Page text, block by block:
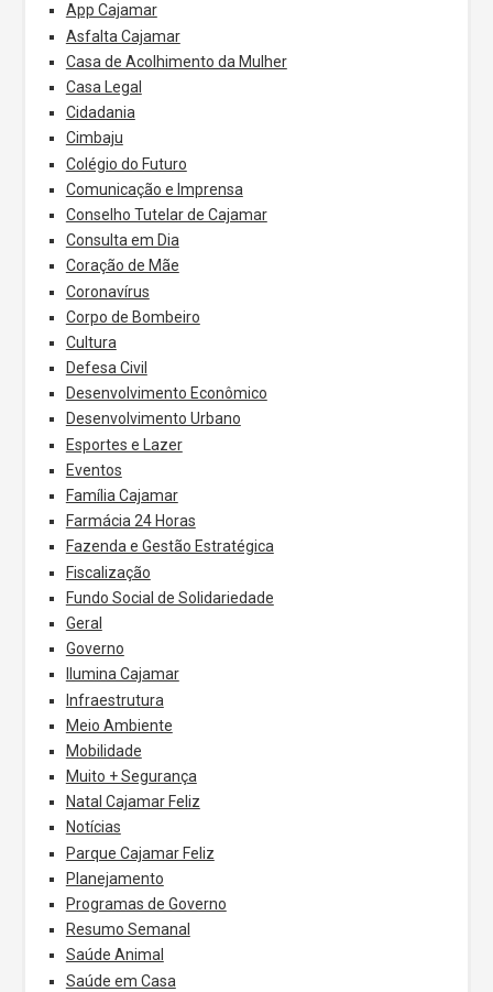
App Cajamar
Asfalta Cajamar
Casa de Acolhimento da Mulher
Casa Legal
Cidadania
Cimbaju
Colégio do Futuro
Comunicação e Imprensa
Conselho Tutelar de Cajamar
Consulta em Dia
Coração de Mãe
Coronavírus
Corpo de Bombeiro
Cultura
Defesa Civil
Desenvolvimento Econômico
Desenvolvimento Urbano
Esportes e Lazer
Eventos
Família Cajamar
Farmácia 24 Horas
Fazenda e Gestão Estratégica
Fiscalização
Fundo Social de Solidariedade
Geral
Governo
Ilumina Cajamar
Infraestrutura
Meio Ambiente
Mobilidade
Muito + Segurança
Natal Cajamar Feliz
Notícias
Parque Cajamar Feliz
Planejamento
Programas de Governo
Resumo Semanal
Saúde Animal
Saúde em Casa